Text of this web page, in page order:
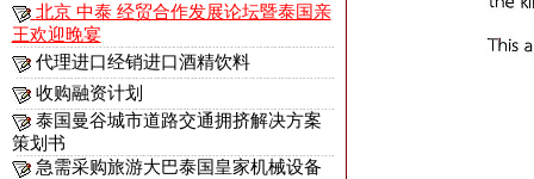
北京 中泰 经贸合作发展论坛暨泰国亲
王欢迎晚宴
代理进口经销进口酒精饮料
收购融资计划
泰国曼谷城市道路交通拥挤解决方案
策划书
急需采购旅游大巴泰国皇家机械设备